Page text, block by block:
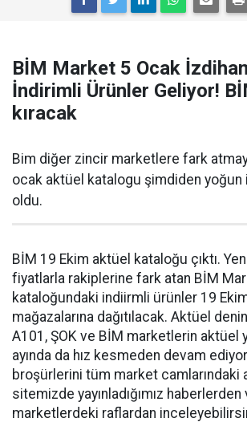
BİM Market 5 Ocak
İndirimli Ürünler Geliyor!
kıracak
Bim diğer zincir marketlere fark
ocak aktüel katalogu şimdiden yoğun
oldu.
BİM 19 Ekim aktüel kataloğu çıktı.
fiyatlarla rakiplerine fark atan BİM
kataloğundaki indiirmli ürünler 19
mağazalarına dağıtılacak. Aktüel
A101, ŞOK ve BİM marketlerin aktüel
ayında da hız kesmeden devam
broşürlerini tüm market camlarındaki
sitemizde yayınladığımız haberlerden
marketlerdeki raflardan